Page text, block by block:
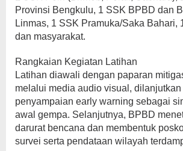
Provinsi Bengkulu, 1 SSK BPBD dan
Linmas, 1 SSK Pramuka/Saka Bahari,
dan masyarakat.
Rangkaian Kegiatan Latihan
Latihan diawali dengan paparan
melalui media audio visual, dilanjutkan
penyampaian early warning sebagai
awal gempa. Selanjutnya, BPBD
darurat bencana dan membentuk
survei serta pendataan wilayah